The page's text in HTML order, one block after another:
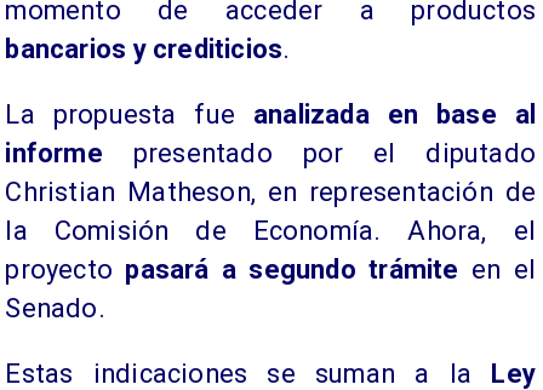
momento de acceder a productos
bancarios y crediticios.
La propuesta fue analizada en base al
informe presentado por el diputado
Christian Matheson, en representación de
la Comisión de Economía. Ahora, el
proyecto pasará a segundo trámite en el
Senado.
Estas indicaciones se suman a la Ley